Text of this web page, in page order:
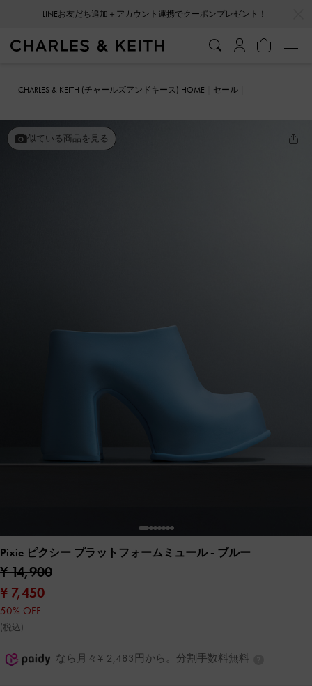
会員登録＋ニュースレター登録で10%OFFクーポンプレゼント！
CHARLES & KEITH (チャールズアンドキース) HOME
セール
似ている商品を見る
Pixie ピクシー プラットフォームミュール- ブルー
¥ 14,900
¥ 7,450
50% OFF
(税込)
なら月々¥ 2,483円から。分割手数料無料